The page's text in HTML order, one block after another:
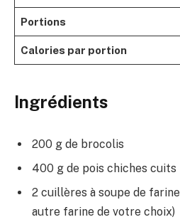
Portions
Calories par portion
Ingrédients
200 g de brocolis
400 g de pois chiches cuits
2 cuillères à soupe de
autre farine de votre choix)